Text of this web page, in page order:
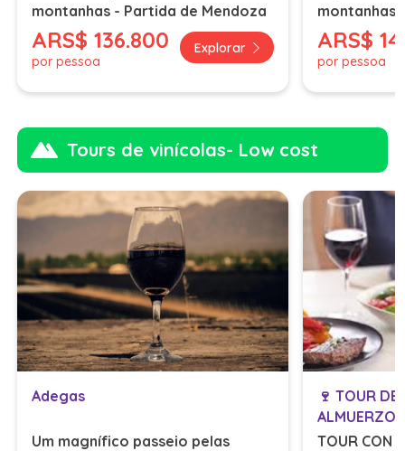
montanhas - Partida de Mendoza
ARS$ 136.800
por pessoa
Explorar
montanhas
ARS$
por pessoa
Tours de vinícolas- Low cost
Adegas
Um magnífico passeio pelas
🍷 TOUR
ALMUERZO
TOUR CON